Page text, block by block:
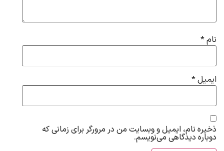
نام*
ایمیل*
ذخیره نام، ایمیل و وبسایت من در مرورگر برای زمانی که
دوباره دیدگاهی می‌نویسم.